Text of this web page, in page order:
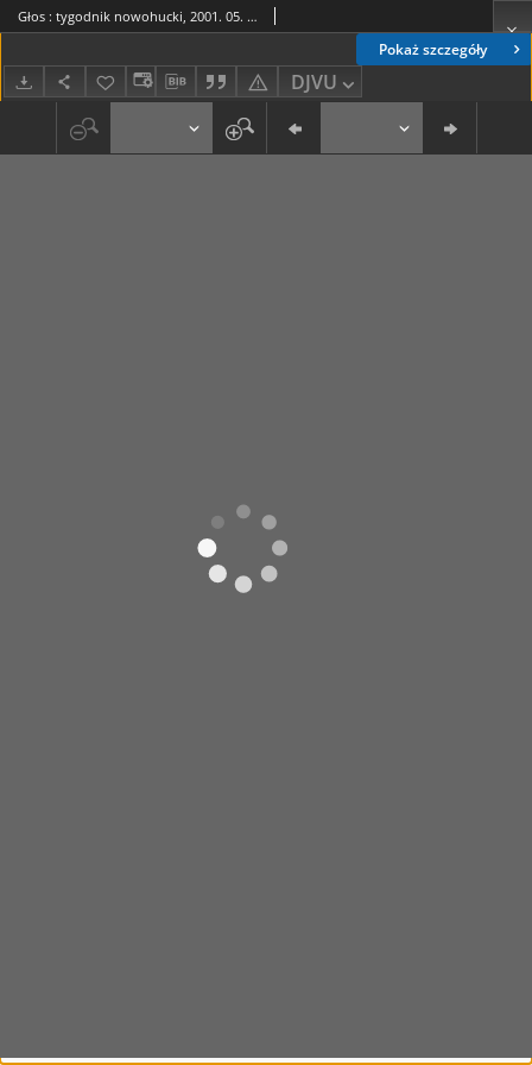
Pokaż szczegóły
DJVU
Głos : tygodnik nowohucki, 2001. 05. 04, nr 18